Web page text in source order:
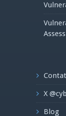
X
Blog